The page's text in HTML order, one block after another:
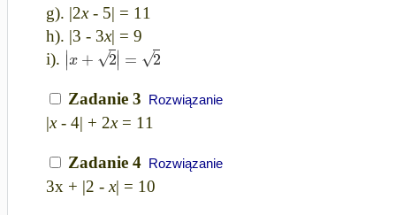
g). |2x- 5| = 11
h). |3 - 3x| = 9
i). ∣∣x + 2
√ ∣∣ = 2
√
Zadanie 3 Rozwiązanie
|x- 4| + 2x= 11
Zadanie 4 Rozwiązanie
3x + |2 - x| = 10